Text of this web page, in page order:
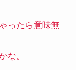
ったら意味無
な。